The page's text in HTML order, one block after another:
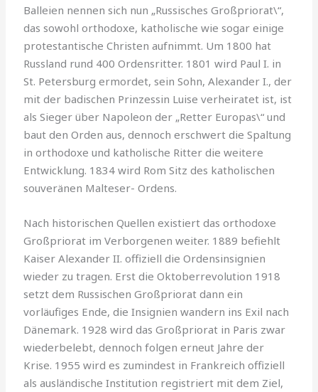
Balleien nennen sich nun „Russisches Großpriorat\“,
das sowohl orthodoxe, katholische wie sogar einige
protestantische Christen aufnimmt. Um 1800 hat
Russland rund 400 Ordensritter. 1801 wird Paul I. in
St. Petersburg ermordet, sein Sohn, Alexander I., der
mit der badischen Prinzessin Luise verheiratet ist, ist
als Sieger über Na­poleon der „Retter Europas\“ und
baut den Orden aus, dennoch er­schwert die Spaltung
in orthodoxe und katholische Ritter die weitere
Entwicklung. 1834 wird Rom Sitz des katholischen
souveränen Malteser- Ordens.
Nach historischen Quellen existiert das orthodoxe
Großpriorat im Verborgenen weiter. 1889 befiehlt
Kaiser Alexander II. offiziell die Ordensinsignien
wieder zu tragen. Erst die Oktoberrevolution 1918
setzt dem Russischen Großpriorat dann ein
vorläufiges Ende, die Insignien wandern ins Exil nach
Dänemark. 1928 wird das Großpriorat in Paris zwar
wiederbelebt, dennoch folgen erneut Jahre der
Krise. 1955 wird es zumindest in Frankreich offiziell
als ausländische Institution registriert mit dem Ziel,